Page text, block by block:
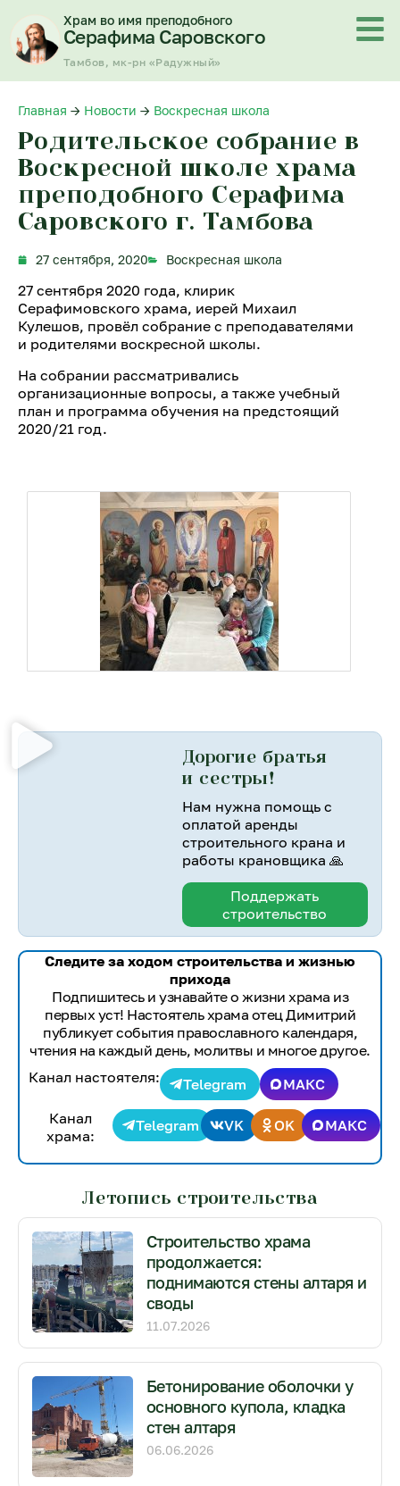
содержимому
Храм во имя преподобного
Серафима Саровского
Тамбов, мк-рн «Радужный»
Главная → Новости → Воскресная школа
Родительское собрание в
Воскресной школе храма
преподобного Серафима
Саровского г. Тамбова
27 сентября, 2020 Воскресная школа
27 сентября 2020 года, клирик
Серафимовского храма, иерей Михаил
Кулешов, провёл собрание с преподавателями
и родителями воскресной школы.
На собрании рассматривались
организационные вопросы, а также учебный
план и программа обучения на предстоящий
2020/21 год.
Дорогие братья
и сестры!
Нам нужна помощь с
оплатой аренды
строительного крана и
работы крановщика 🙏
Поддержать
строительство
Следите за ходом строительства и жизнью
прихода
Подпишитесь и узнавайте о жизни храма из
первых уст! Настоятель храма отец Димитрий
публикует события православного календаря,
чтения на каждый день, молитвы и многое другое.
Канал настоятеля:
Telegram
МАКС
Канал
храма:
Telegram VK OK МАКС
Летопись строительства
Строительство храма
продолжается:
поднимаются стены алтаря и
своды
11.07.2026
Бетонирование оболочки у
основного купола, кладка
стен алтаря
06.06.2026